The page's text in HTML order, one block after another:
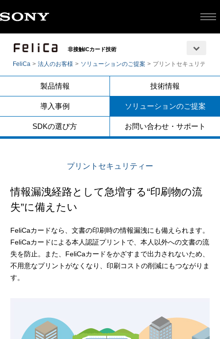
非接触ICカード技術
FeliCa 法人のお客様 ソリューションのご提案 プリントセキュリティー
製品情報 技術情報
導入事例 ソリューションのご提案
SDKの選び方 お問い合わせ・サポート
プリントセキュリティー
情報漏洩経路として急増する“印刷物の流
失”に備えたい
FeliCaカードなら、文書の印刷時の情報漏洩にも備えられます。
FeliCaカードによる本人認証プリントで、本人以外への文書の流
失を防止。また、FeliCaカードをかざすまで出力されないため、
不用意なプリントがなくなり、印刷コストの削減にもつながりま
す。